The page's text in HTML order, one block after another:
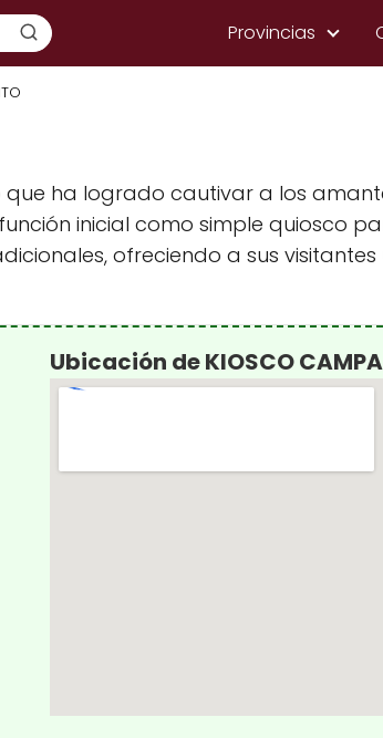
Provincias
ha logrado cautivar a los
inicial como simple quiosco
ofreciendo a sus
Ubicación de KIOSCO